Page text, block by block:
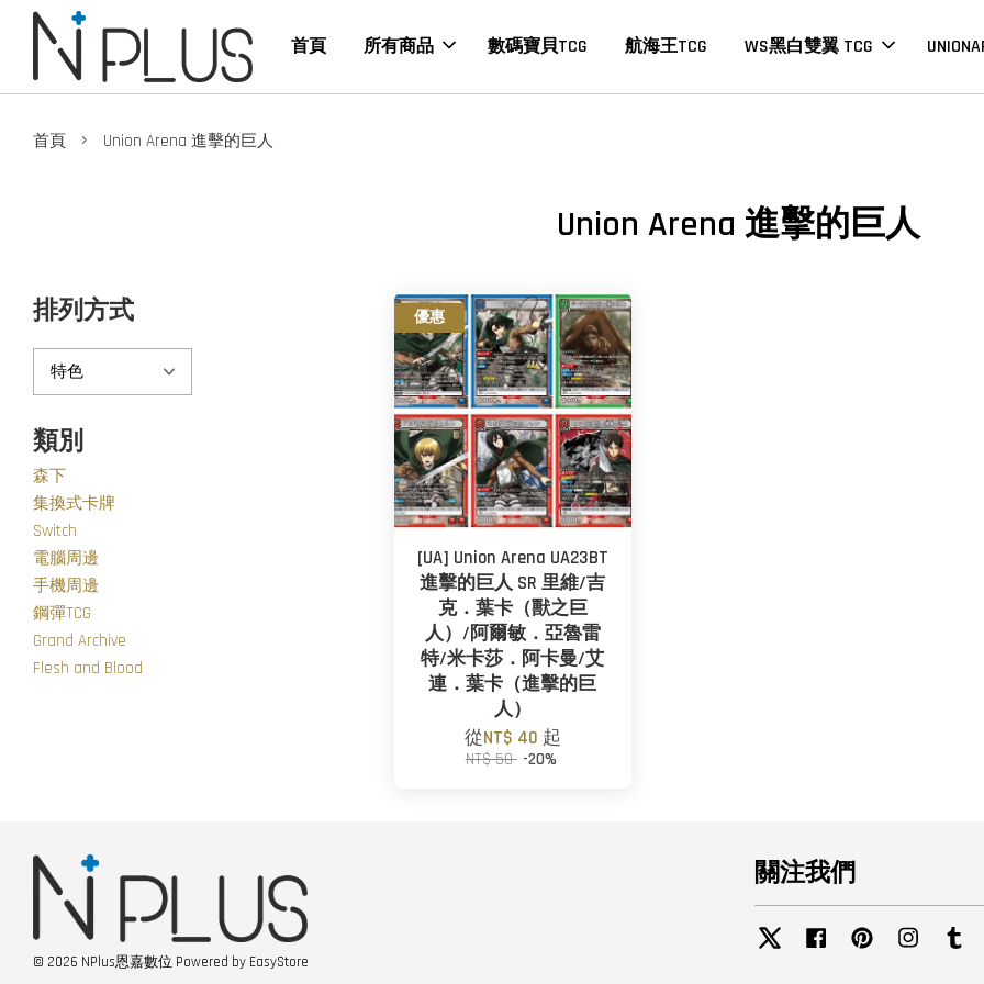
首頁 所有商品 數碼寶貝TCG 航海王TCG WS黑白雙翼 TCG
首頁 › Union Arena 進擊的巨人
Union Arena 進擊的巨人
排列方式
類別
森下
集換式卡牌
Switch
電腦周邊
手機周邊
鋼彈TCG
Grand Archive
Flesh and Blood
優惠
[UA] Union Arena UA23BT
進擊的巨人 SR 里維/吉
克．葉卡（獸之巨
人）/阿爾敏．亞魯雷
特/米卡莎．阿卡曼/艾
連．葉卡（進擊的巨
人）
從NT$ 40 起
NT$ 50 -20%
© 2026 NPlus恩嘉數位 Powered by EasyStore
關注我們
Twitter Facebook Pinterest Instagram